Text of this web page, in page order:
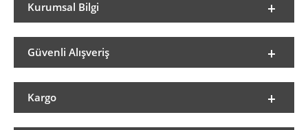
Kurumsal Bilgi
Güvenli Alışveriş
Kargo